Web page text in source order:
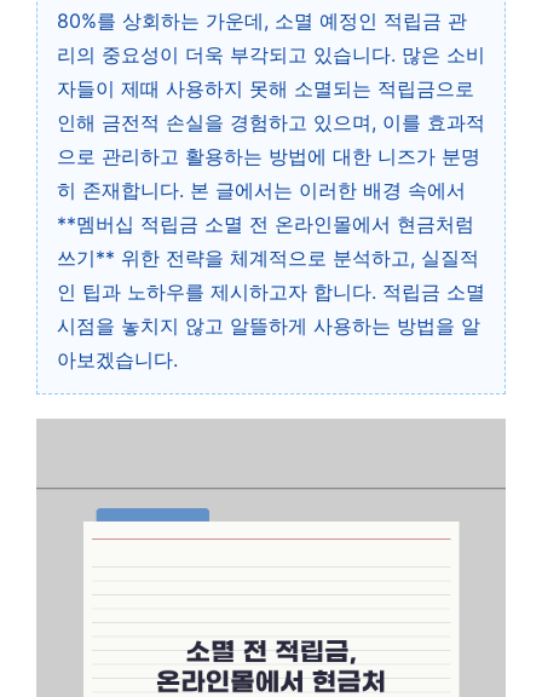
80%를 상회하는 가운데, 소멸 예정인 적립금 관
리의 중요성이 더욱 부각되고 있습니다. 많은 소비
자들이 제때 사용하지 못해 소멸되는 적립금으로
인해 금전적 손실을 경험하고 있으며, 이를 효과적
으로 관리하고 활용하는 방법에 대한 니즈가 분명
히 존재합니다. 본 글에서는 이러한 배경 속에서
**멤버십 적립금 소멸 전 온라인몰에서 현금처럼
쓰기** 위한 전략을 체계적으로 분석하고, 실질적
인 팁과 노하우를 제시하고자 합니다. 적립금 소멸
시점을 놓치지 않고 알뜰하게 사용하는 방법을 알
아보겠습니다.